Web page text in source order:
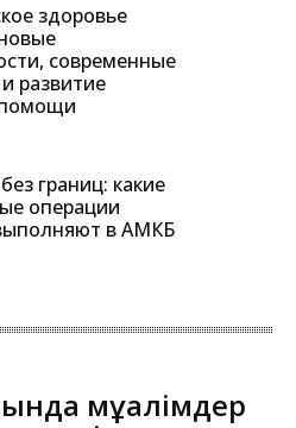
здоровье
современные
развитие
границ: какие
операции
в АМКБ